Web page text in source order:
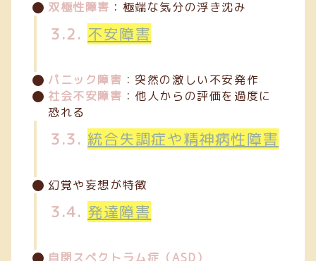
双極性障害 ：極端な気分の浮き沈み
3.2. 不安障害
パニック障害 ：突然の激しい不安発作
社会不安障害 ：他人からの評価を過度に
恐れる
3.3. 統合失調症や精神病性障害
幻覚や妄想が特徴
3.4. 発達障害
自閉スペクトラム症（ASD）